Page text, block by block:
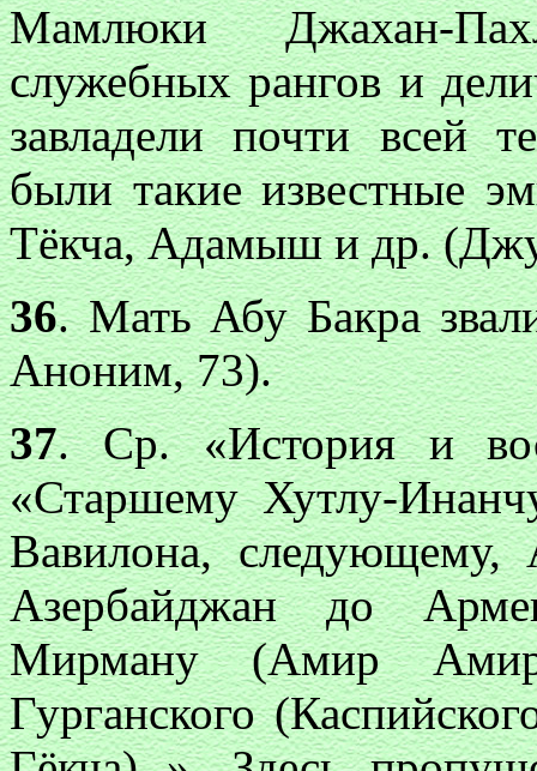
Мамлюки Джахан-
служебных рангов и
завладели почти всей
были такие известные
Тёкча, Адамыш и др.
36. Мать Абу Бакра
Аноним, 73).
37. Ср. «История и
«Старшему Хутлу-
Вавилона,
Азербайджан до
Мирману (Амир
Гурганского